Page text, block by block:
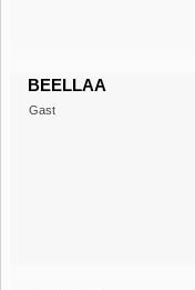
BEELLAA
Gast